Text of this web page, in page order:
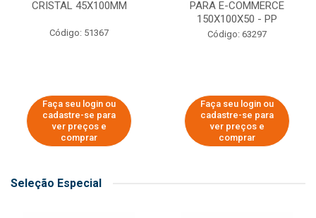
CRISTAL 45X100MM
Código: 51367
Faça seu login ou
cadastre-se para
ver preços e
comprar
PARA E-COMMERCE
150X100X50 - PP
Código: 63297
Faça seu login ou
cadastre-se para
ver preços e
comprar
Seleção Especial